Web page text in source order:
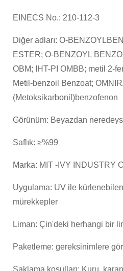
EINECS No.: 210-112-3
Diğer adları: O-
ESTER; O-BENZOYL
OBM; IHT-PI OMBB; metil 2-
Metil-benzoil Benzoat;
(Metoksikarbonil)benzofenon
Görünüm: Beyazdan
Saflık: ≥%99
Marka: MIT -IVY INDUSTRY
Uygulama: UV ile
mürekkepler
Liman: Çin'deki herhangi bir
Paketleme: gereksinimlere
Saklama koşulları: Kuru,